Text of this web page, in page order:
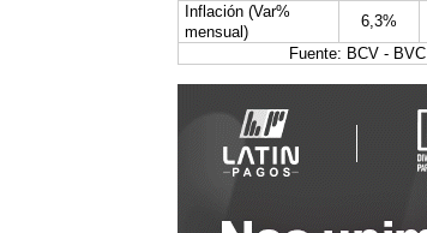
Inflación (Var%
mensual)
6,3%
Fuente: BCV - BVC